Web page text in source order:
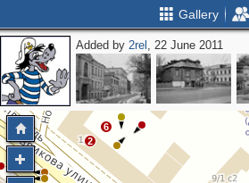
Gallery
Added by2rel , 22 June 2011
6
2
4
4